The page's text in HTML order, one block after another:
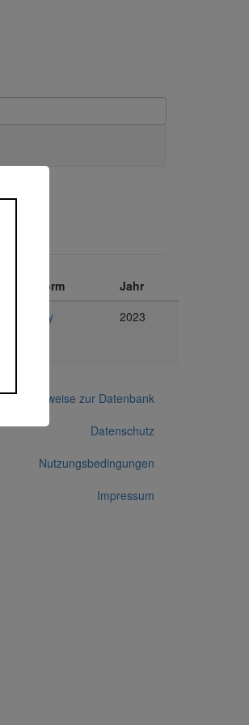
Plattform Jahr
Rendity 2023
Hinweise zur Datenbank
Datenschutz
Nutzungsbedingungen
Impressum